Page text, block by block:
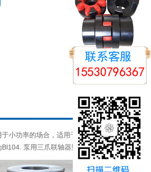
小功率的场合，适用于转矩不
泵用三爪联轴器型号